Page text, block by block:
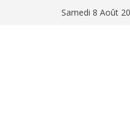
Samedi 8 Août